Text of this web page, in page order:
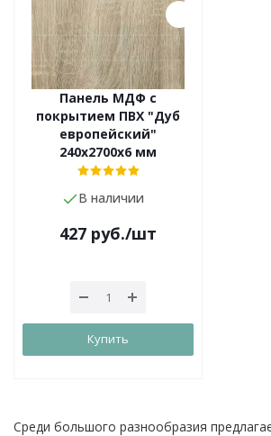
Панель МДФ с
покрытием ПВХ "Дуб
европейский"
240х2700х6 мм
В наличии
427 руб./шт
Купить
Среди большого разнообразия